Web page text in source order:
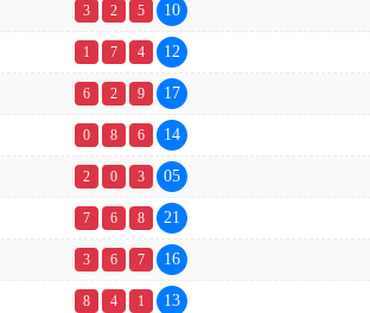
3 2 5 10
1 7 4 12
6 2 9 17
0 8 6 14
2 0 3 05
7 6 8 21
3 6 7 16
8 4 1 13